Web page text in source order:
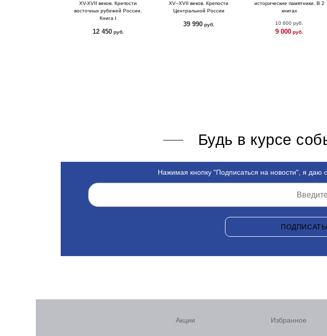
XV-XVII веков. Крепости
восточных рубежей России.
Книга I
12 450 руб.
XV–XVII веков. Крепости
Центральной России
39 990 руб.
исторические памятники. В 2
книгах
10 600 руб.
9 000 руб.
Будь в курсе
Нажимая кнопку "Подписаться на новости", я даю
Акции Избранное